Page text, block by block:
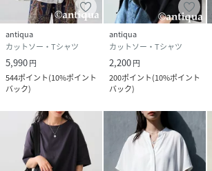
antiqua
カットソー・Tシャツ
5,990円
544ポイント(10%ポイント
バック)
antiqua
カットソー・Tシャツ
2,200円
200ポイント(10%ポイント
バック)